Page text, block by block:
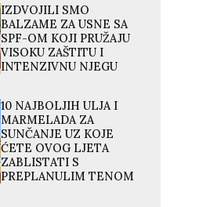
IZDVOJILI SMO
BALZAME ZA USNE SA
SPF-OM KOJI PRUŽAJU
VISOKU ZAŠTITU I
INTENZIVNU NJEGU
10 NAJBOLJIH ULJA I
MARMELADA ZA
SUNČANJE UZ KOJE
ĆETE OVOG LJETA
ZABLISTATI S
PREPLANULIM TENOM